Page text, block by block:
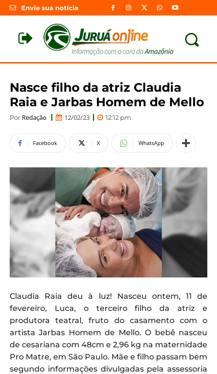
Envie sua notícia
Nasce filho da atriz Claudia
Raia e Jarbas Homem de Mello
Por Redação 12/02/23 12:12 pm
Facebook X WhatsApp
Claudia Raia deu à luz! Nasceu ontem, 11 de
fevereiro, Luca, o terceiro filho da atriz e
produtora teatral, fruto do casamento com o
artista Jarbas Homem de Mello. O bebê nasceu
de cesariana com 48cm e 2,96 kg na maternidade
Pro Matre, em São Paulo. Mãe e filho passam bem
segundo informações divulgadas pela assessoria